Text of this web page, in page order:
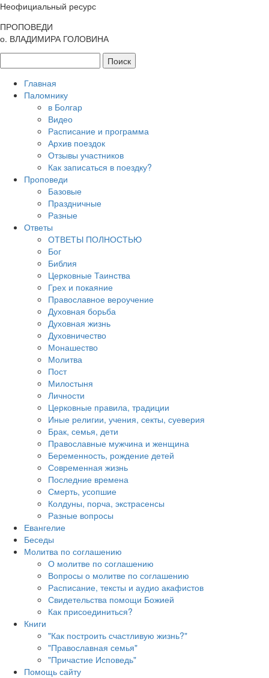
Неофициальный ресурс
ПРОПОВЕДИ
о. ВЛАДИМИРА ГОЛОВИНА
Главная
Паломнику
в Болгар
Видео
Расписание и программа
Архив поездок
Отзывы участников
Как записаться в поездку?
Проповеди
Базовые
Праздничные
Разные
Ответы
ОТВЕТЫ ПОЛНОСТЬЮ
Бог
Библия
Церковные Таинства
Грех и покаяние
Православное вероучение
Духовная борьба
Духовная жизнь
Духовничество
Монашество
Молитва
Пост
Милостыня
Личности
Церковные правила, традиции
Иные религии, учения, секты, суеверия
Брак, семья, дети
Православные мужчина и женщина
Беременность, рождение детей
Современная жизнь
Последние времена
Смерть, усопшие
Колдуны, порча, экстрасенсы
Разные вопросы
Евангелие
Беседы
Молитва по соглашению
О молитве по соглашению
Вопросы о молитве по соглашению
Расписание, тексты и аудио акафистов
Свидетельства помощи Божией
Как присоединиться?
Книги
"Как построить счастливую жизнь?"
"Православная семья"
"Причастие Исповедь"
Помощь сайту